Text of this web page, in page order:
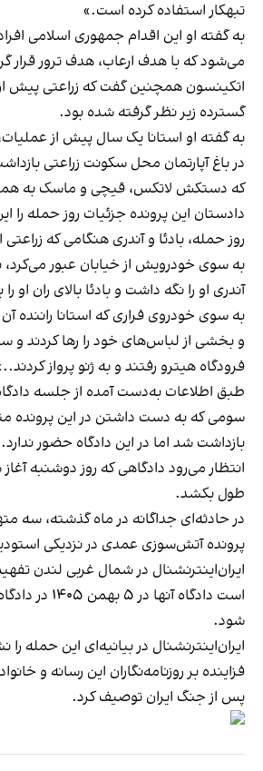
تبهکار استفاده کرده است.»
به گفته او این اقدام جمهوری اسلامی
می‌شود که با هدف ارعاب، هدف ترور قرار
اتکینسون همچنین گفت که زراعتی پیش
گسترده زیر نظر گرفته شده بود.
به گفته او استانا یک سال پیش‌ از
در باغ آپارتمان محل سکونت زراعتی
که دستکش لاتکس، قیچی و ماسک به
دادستان این پرونده جزئیات روز حمله را
روز حمله، بادئا و آندری هنگامی که
به سوی خودرویش از خیابان عبور می‌کرد،
آندری او را نگه داشت و بادئا بالای ران او
به سوی خودروی فراری که استانا راننده
و بخشی از لباس‌های خود را رها کردند و
فرودگاه هیترو رفتند و به ژنو پرواز
طبق اطلاعات به‌دست آمده از جلسه
سومی که به دست داشتن در این پرونده
بازداشت شد اما در این دادگاه حضور ندارد.
انتظار می‌رود دادگاهی که روز دوشنبه
طول بکشد.
در حادثه‌ای جداگانه در ماه گذشته، سه
پرونده آتش‌سوزی عمدی در نزدیکی
ایران‌اینترنشنال در شمال غربی لندن
است دادگاه آنها
شود.
ایران‌اینترنشنال در بیانیه‌ای این حمله را
فزاینده بر روزنامه‌نگاران این رسانه و
پس از جنگ ایران توصیف کرد.